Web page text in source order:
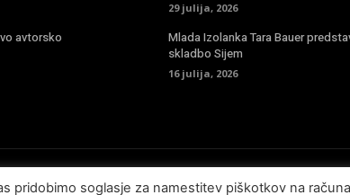
avtorsko
29 julija, 2026
Mlada Izolanka Tara Bauer
skladbo Sijem
16 julija, 2026
pridobimo soglasje za namestitev piškotkov na